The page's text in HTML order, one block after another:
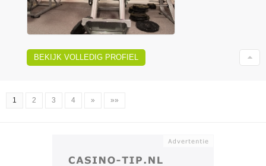
BEKIJK VOLLEDIG PROFIEL
1 2 3 4 » »»